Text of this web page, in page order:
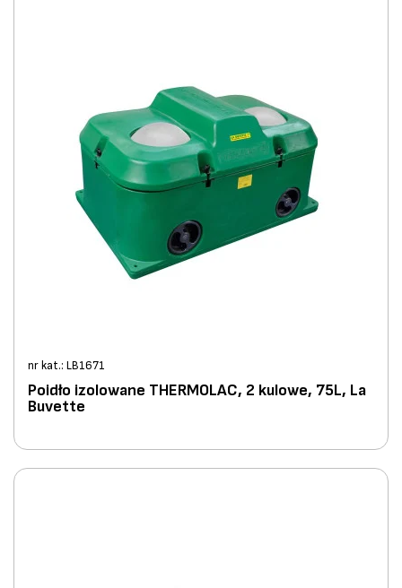
nr kat.: LB1671
Poidło izolowane THERMOLAC, 2 kulowe, 75L, La
Buvette